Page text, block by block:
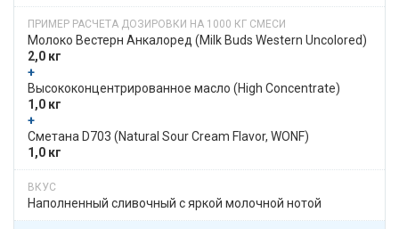
Молоко Вестерн Анкалоред​​ (Milk Buds Western Uncolored)
2,0 кг
+
​​ Высоко­­концентри­рован­ное масло​​ (High Concentrate)
1,0 кг
+
​​ Сметана D703​​ (​Natural Sour Cream Flavor, WONF)
1,0 кг
Наполненный сливочный с яркой молочной нотой